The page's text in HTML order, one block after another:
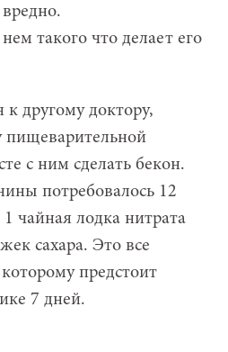
такого что делает его
другому доктору,
пищеварительной
с ним сделать бекон.
потребовалось 12
чайная лодка нитрата
сахара. Это все
предстоит
7 дней.